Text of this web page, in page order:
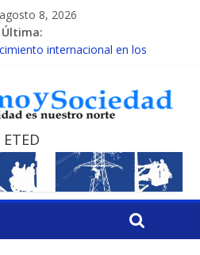
8, 2026
Última:
internacional en los
Día Nacional de la lucha contra el
DE LA COALICIÓN
apoyarán rehabilitación de
de Consulta Nacional por la
ETED